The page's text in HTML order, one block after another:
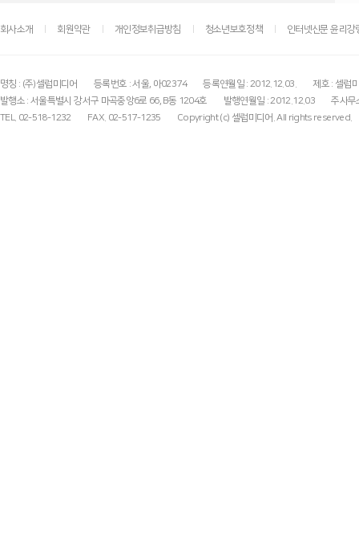
회사소개 회원약관 개인정보취급방침 청소년보호정책 인터넷신문 윤리강
명칭 : (주)셀럽미디어 등록번호 : 서울, 아02374 등록연월일 : 2012.12.03.
제호 : 셀럽
발행소 : 서울특별시 강서구 마곡중앙6로 66, B동 1204호
발행연월일 : 2012.12.03
주사무
TEL. 02-518-1232
FAX. 02-517-1235 Copyright (c) 셀럽미디어. All rights reserved.